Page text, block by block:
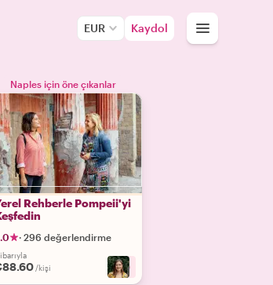
EUR Kaydol
Naples için öne çıkanlar
Rehberle Pompeii'yi
· 296 değerlendirme
/kişi +9